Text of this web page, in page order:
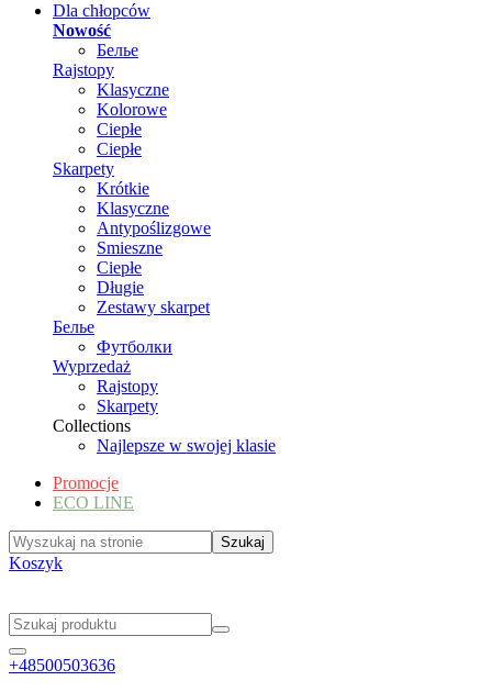
Dla chłopców
Nowość
Белье
Rajstopy
Klasyczne
Kolorowe
Ciepłe
Ciepłe
Skarpety
Krótkie
Klasyczne
Antypoślizgowe
Smieszne
Ciepłe
Długie
Zestawy skarpet
Белье
Футболки
Wyprzedaż
Rajstopy
Skarpety
Collections
Najlepsze w swojej klasie
Promocje
ECO LINE
Koszyk
+48500503636